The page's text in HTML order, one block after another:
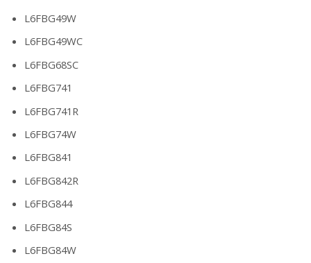
L6FBG49W
L6FBG49WC
L6FBG68SC
L6FBG741
L6FBG741R
L6FBG74W
L6FBG841
L6FBG842R
L6FBG844
L6FBG84S
L6FBG84W